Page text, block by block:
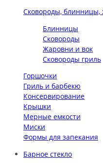
Сковороды, блинницы,
Блинницы
Сковороды
Жаровни и вок
Сковороды гриль
Горшочки
Гриль и барбекю
Консервирование
Крышки
Мерные емкости
Миски
Формы для запекания
Барное стекло